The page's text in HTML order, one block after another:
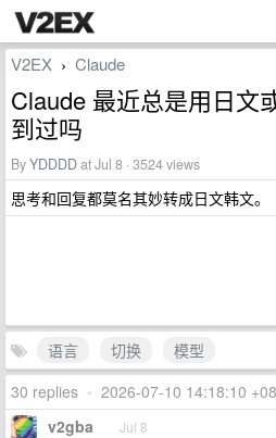
V2EX › Claude
Claude 最近总是用日文
到过吗
ByYDDDDat Jul 8 · 3524 views
思考和回复都莫名其妙转成日文韩文。
语言 切换
模型
30 replies • 2026-07-10 14:18:10
v2gba Jul 8